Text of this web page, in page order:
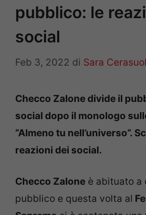
pubblico: le
social
Feb 3, 2022 di Sara
Checco Zalone divide il
social dopo il monologo
“Almeno tu nell’universo”.
reazioni dei social.
Checco Zalone è abituato a
pubblico e questa volta al